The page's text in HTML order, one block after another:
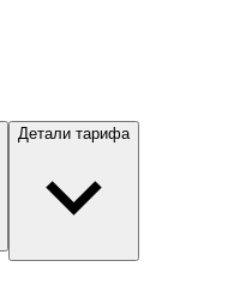
Детали тарифа